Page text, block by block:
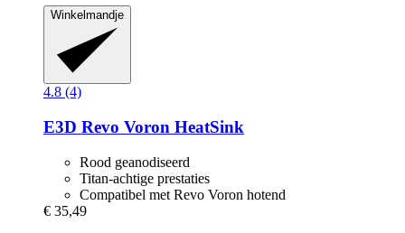
Winkelmandje
4.8 (4)
E3D Revo Voron HeatSink
Rood geanodiseerd
Titan-achtige prestaties
Compatibel met Revo Voron hotend
€ 35,49